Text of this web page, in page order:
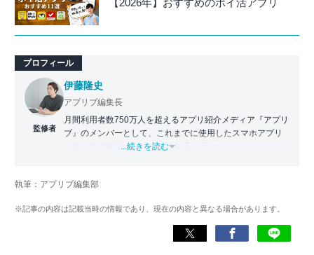
プロフィール
監修者
伊藤隆史
アプリブ編集長
月間利用者数750万人を超えるアプリ紹介メディア『アプリ
ブ』のメンバーとして、これまでに使用したスマホアプリ
の数は25,000以上。アプリの知見を活かし、テレビ・
化アプリの紹介）、TBS『サタプラ』（スマホライフが変
スマホアプリ）他
...続きを読む
執筆：アプリブ編集部
※記事の内容は記載当時の情報であり、現在の内容と異なる場合があります。